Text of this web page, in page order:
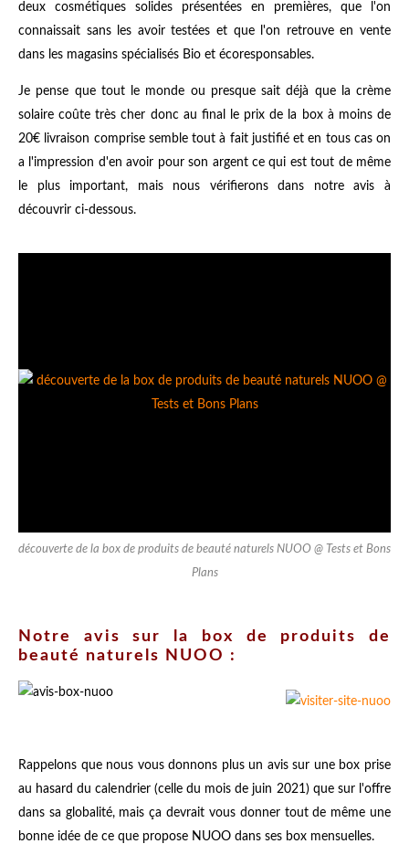
deux cosmétiques solides présentées en premières, que l'on
connaissait sans les avoir testées et que l'on retrouve en vente
dans les magasins spécialisés Bio et écoresponsables.
Je pense que tout le monde ou presque sait déjà que la crème
solaire coûte très cher donc au final le prix de la box à moins de
20€ livraison comprise semble tout à fait justifié et en tous cas on
a l'impression d'en avoir pour son argent ce qui est tout de même
le plus important, mais nous vérifierons dans notre avis à
découvrir ci-dessous.
découverte de la box de produits de beauté naturels NUOO @ Tests et Bons
Plans
Notre avis sur la box de produits de
beauté naturels NUOO :
Rappelons que nous vous donnons plus un avis sur une box prise
au hasard du calendrier (celle du mois de juin 2021) que sur l'offre
dans sa globalité, mais ça devrait vous donner tout de même une
bonne idée de ce que propose NUOO dans ses box mensuelles.